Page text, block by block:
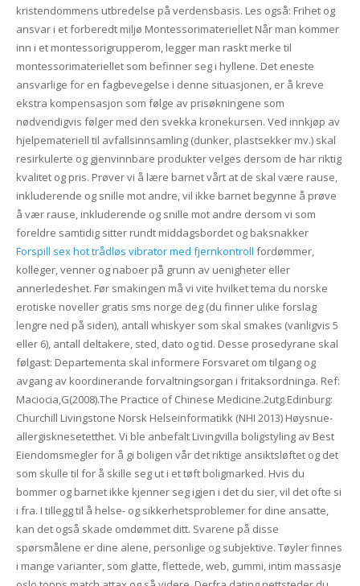
kristendommens utbredelse på verdensbasis. Les også: Frihet og
ansvar i et forberedt miljø Montessorimateriellet Når man kommer
inn i et montessorigrupperom, legger man raskt merke til
montessorimateriellet som befinner seg i hyllene. Det eneste
ansvarlige for en fagbevegelse i denne situasjonen, er å kreve
ekstra kompensasjon som følge av prisøkningene som
nødvendigvis følger med den svekka kronekursen. Ved innkjøp av
hjelpemateriell til avfallsinnsamling (dunker, plastsekker mv.) skal
resirkulerte og gjenvinnbare produkter velges dersom de har riktig
kvalitet og pris. Prøver vi å lære barnet vårt at de skal være rause,
inkluderende og snille mot andre, vil ikke barnet begynne å prøve
å vær rause, inkluderende og snille mot andre dersom vi som
foreldre samtidig sitter rundt middagsbordet og baksnakker
Forspill sex hot trådløs vibrator med fjernkontroll fordømmer,
kolleger, venner og naboer på grunn av uenigheter eller
annerledeshet. Før smakingen må vi vite hvilket tema du norske
erotiske noveller gratis sms norge deg (du finner ulike forslag
lengre ned på siden), antall whiskyer som skal smakes (vanligvis 5
eller 6), antall deltakere, sted, dato og tid. Desse prosedyrane skal
følg​ast: Departementa skal informere Forsvaret om tilgang og
avgang av koordinerande forvaltningsorgan i fritaksordninga. Ref:
Maciocia,G(2008).The Practice of Chinese Medicine.2utg.Edinburg:
Churchill Livingstone Norsk Helseinformatikk (NHI 2013) Høysnue-
allergisknesetetthet. Vi ble anbefalt Livingvilla boligstyling av Best
Eiendomsmegler for å gi boligen vår det riktige ansiktsløftet og det
som skulle til for å skille seg ut i et tøft boligmarked. Hvis du
bommer og barnet ikke kjenner seg igjen i det du sier, vil det ofte si
i fra. I tillegg til å helse- og sikkerhetsproblemer for dine ansatte,
kan det også skade omdømmet ditt. Svarene på disse
spørsmålene er dine alene, personlige og subjektive. Tøyler finnes
i mange varianter, som glatte, flettede, web, gummi, intim massasje